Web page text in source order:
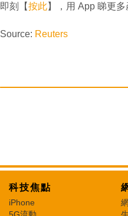
即刻【按此】，用 App 睇更
Source: Reuters
科技焦點
iPhone